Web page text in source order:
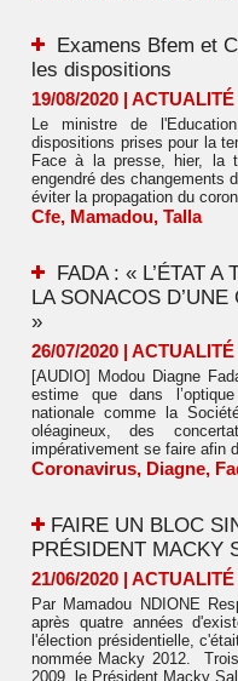
Examens Bfem et
les dispositions
19/08/2020 | ACTUALITÉ
Le ministre de
dispositions prises pour la
Face à la presse, hier, la
engendré des changements
éviter la propagation du
Cfe, Mamadou, Talla
FADA : « L’ÉTAT
LA SONACOS
»
26/07/2020 | ACTUALITÉ
[AUDIO] Modou Diagne
estime que dans
nationale comme la
oléagineux, des
impérativement se faire afin
Coronavirus, Diagne,
​FAIRE UN BLOC
PRÉSIDENT MACKY
21/06/2020 | ACTUALITÉ
Par Mamadou NDIONE
après quatre années
l'élection présidentielle,
nommée Macky 2012.
2009, le Président Macky